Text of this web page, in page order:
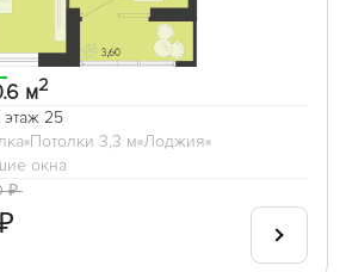
м2
этаж 25
Потолки 3,3 м Лоджия
окна
₽